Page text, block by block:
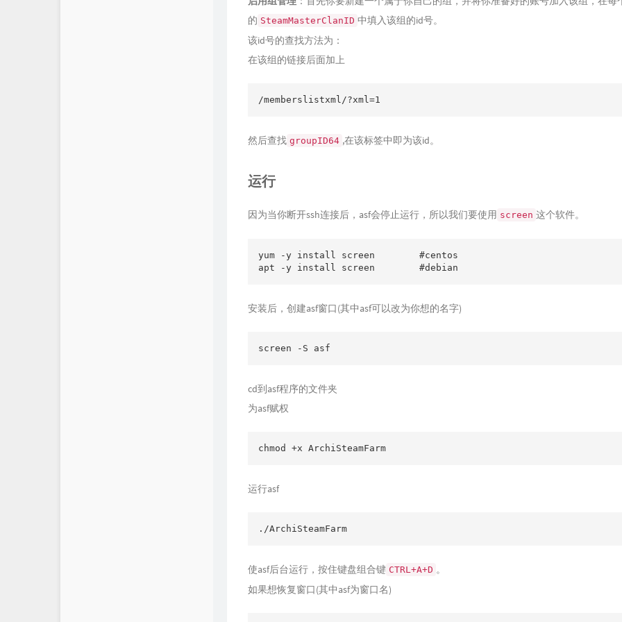
的 SteamMasterClanID 中填入该组的id号。
该id号的查找方法为：
在该组的链接后面加上
/memberslistxml/?xml=1
然后查找 groupID64 ,在该标签中即为该id。
运行
因为当你断开ssh连接后，asf会停止运行，所以我们要使用 screen 这个软件。
yum -y install screen        #centos
apt -y install screen        #debian
安装后，创建asf窗口(其中asf可以改为你想的名字)
screen -S asf
cd到asf程序的文件夹
为asf赋权
chmod +x ArchiSteamFarm
运行asf
./ArchiSteamFarm
使asf后台运行，按住键盘组合键 CTRL+A+D 。
如果想恢复窗口(其中asf为窗口名)